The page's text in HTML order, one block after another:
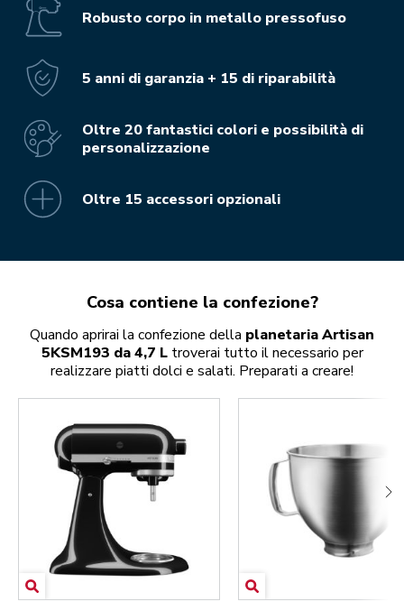
Robusto corpo in metallo pressofuso
5 anni di garanzia + 15 di riparabilità
Oltre 20 fantastici colori e possibilità di
personalizzazione
Oltre 15 accessori opzionali
Cosa contiene la confezione?
Quando aprirai la confezione della planetaria Artisan
5KSM193 da 4,7 L troverai tutto il necessario per
realizzare piatti dolci e salati. Preparati a creare!